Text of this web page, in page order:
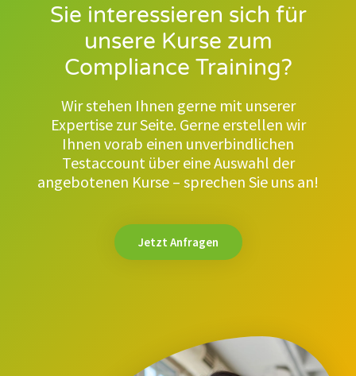
Sie interessieren sich für
unsere Kurse zum
Compliance Training?
Wir stehen Ihnen gerne mit unserer
Expertise zur Seite. Gerne erstellen wir
Ihnen vorab einen unverbindlichen
Testaccount über eine Auswahl der
angebotenen Kurse – sprechen Sie uns an!
Jetzt Anfragen